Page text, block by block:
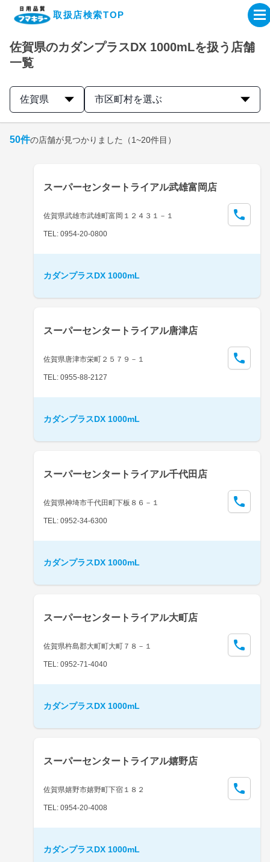
取扱店検索TOP
企業・IR情報サイト
製品情報サイト
取扱店検索はこちら
佐賀県のカダンプラスDX 1000mLを扱う店舗
一覧
佐賀県 市区町村を選ぶ
50件の店舗が見つかりました （1~20件目）
スーパーセンタートライアル武雄富岡店
佐賀県武雄市武雄町富岡１２４３１－１
TEL: 0954-20-0800
カダンプラスDX 1000mL
スーパーセンタートライアル唐津店
佐賀県唐津市栄町２５７９－１
TEL: 0955-88-2127
カダンプラスDX 1000mL
スーパーセンタートライアル千代田店
佐賀県神埼市千代田町下板８６－１
TEL: 0952-34-6300
カダンプラスDX 1000mL
スーパーセンタートライアル大町店
佐賀県杵島郡大町町大町７８－１
TEL: 0952-71-4040
カダンプラスDX 1000mL
スーパーセンタートライアル嬉野店
佐賀県嬉野市嬉野町下宿１８２
TEL: 0954-20-4008
カダンプラスDX 1000mL